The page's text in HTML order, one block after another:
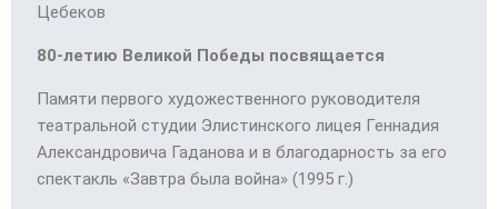
Цебеков
80-летию Великой Победы посвящается
Памяти первого художественного руководителя
театральной студии Элистинского лицея Геннадия
Александровича Гаданова и в благодарность за его
спектакль «Завтра была война» (1995 г.)